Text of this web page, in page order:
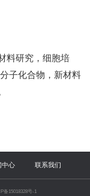
料研究，细胞培
子化合物，新材料
中心 联系我们
备15018328号-1